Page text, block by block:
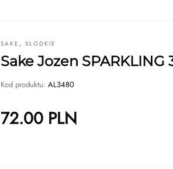
SAKE , SŁODKIE
Sake Jozen SPARKLING
Kod produktu: AL3480
72.00 PLN